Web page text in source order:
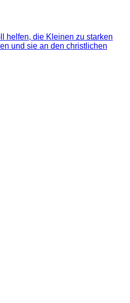
helfen, die Kleinen zu starken
und sie an den christlichen